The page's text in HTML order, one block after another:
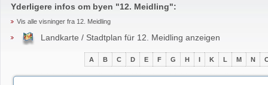
Yderligere infos om byen "12. Meidling":
Vis alle visninger fra 12. Meidling
Landkarte / Stadtplan für 12. Meidling anzeigen
A B C D E F G H I K L M N